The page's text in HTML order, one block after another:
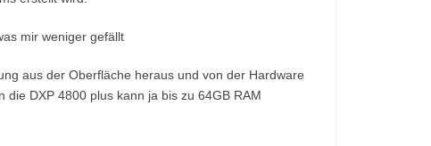
aus der Oberfläche heraus und von der Hardware
DXP 4800 plus kann ja bis zu 64GB RAM